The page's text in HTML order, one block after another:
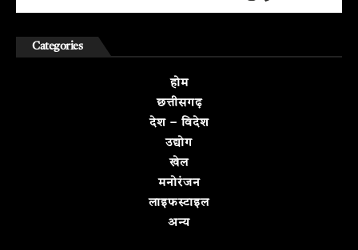
Categories
होम
छत्तीसगढ़
देश – विदेश
उद्योग
खेल
मनोरंजन
लाइफस्टाइल
अन्य